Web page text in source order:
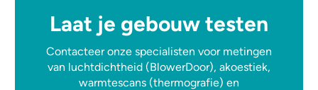
Laat je gebouw testen
Contacteer onze specialisten voor metingen
van luchtdichtheid (BlowerDoor), akoestiek,
warmtescans (thermografie) en